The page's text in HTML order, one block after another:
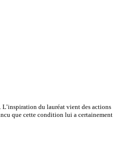
L’inspiration du lauréat vient des actions
que cette condition lui a certainement